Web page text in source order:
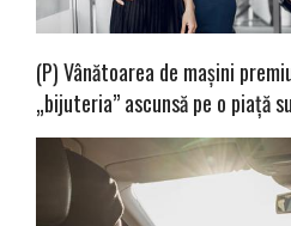
(P) Vânătoarea de mașini
„bijuteria” ascunsă pe o piață